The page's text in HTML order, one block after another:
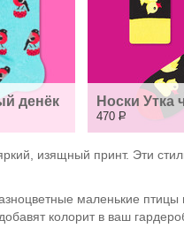
денёк Носки Утка
470 Р
изящный принт. Эти
маленькие
колорит в ваш